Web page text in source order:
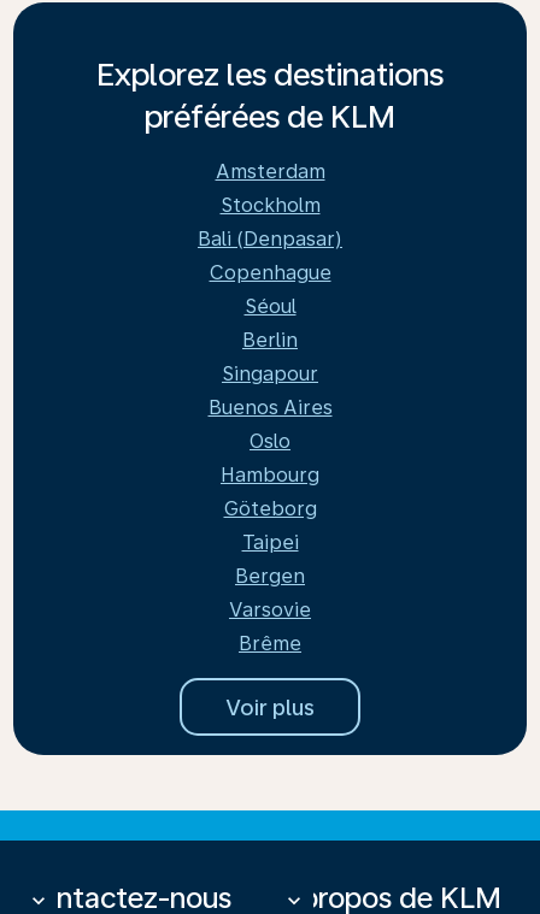
Explorez les destinations
préférées de KLM
Amsterdam
Stockholm
Bali (Denpasar)
Copenhague
Séoul
Berlin
Singapour
Buenos Aires
Oslo
Hambourg
Göteborg
Taipei
Bergen
Varsovie
Brême
Voir plus
Contactez-nous
keyboard_arrow_down À propos de KLM
keyboard_arrow_down